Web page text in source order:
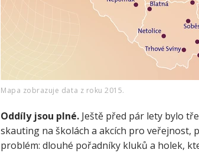
Mapa zobrazuje data z roku 2015.
Oddíly jsou plné. Ještě před pár lety bylo
skauting na školách a akcích pro veřejnost,
problém: dlouhé pořadníky kluků a holek,